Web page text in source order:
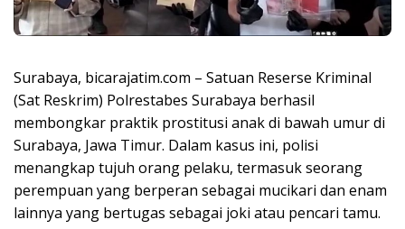
Surabaya, bicarajatim.com – Satuan Reserse Kriminal
(Sat Reskrim) Polrestabes Surabaya berhasil
membongkar praktik prostitusi anak di bawah umur di
Surabaya, Jawa Timur. Dalam kasus ini, polisi
menangkap tujuh orang pelaku, termasuk seorang
perempuan yang berperan sebagai mucikari dan enam
lainnya yang bertugas sebagai joki atau pencari tamu.